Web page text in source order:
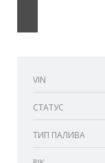
VIN
СТАТУС
ТИП ПАЛИВА